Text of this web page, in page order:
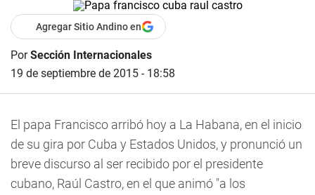
Agregar Sitio Andino en
PorSección Internacionales
19 de septiembre de 2015 - 18:58
El papa Francisco arribó hoy a La Habana, en el inicio
de su gira por Cuba y Estados Unidos, y pronunció un
breve discurso al ser recibido por el presidente
cubano, Raúl Castro, en el que animó "a los